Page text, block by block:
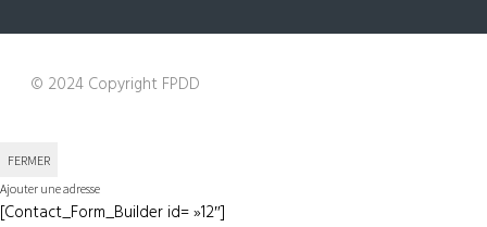
© 2024 Copyright FPDD
FERMER
Ajouter une adresse
[Contact_Form_Builder id= »12″]